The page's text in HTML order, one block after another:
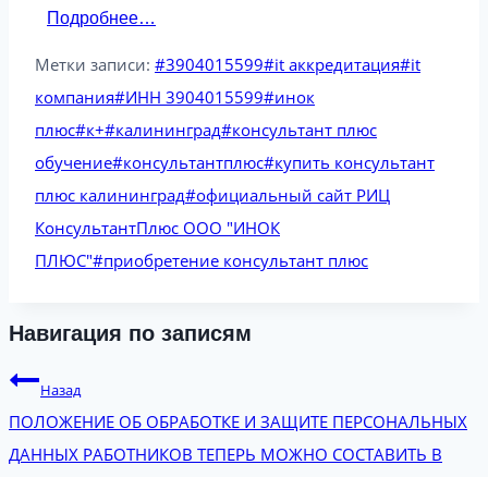
Подробнее…
Метки записи: #3904015599#it аккредитация#it
компания#ИНН 3904015599#инок
плюс#к+#калининград#консультант плюс
обучение#консультантплюс#купить консультант
плюс калининград#официальный сайт РИЦ
КонсультантПлюс ООО "ИНОК
ПЛЮС"#приобретение консультант плюс
Навигация по записям
Назад
ПОЛОЖЕНИЕ ОБ ОБРАБОТКЕ И ЗАЩИТЕ ПЕРСОНАЛЬНЫХ
ДАННЫХ РАБОТНИКОВ ТЕПЕРЬ МОЖНО СОСТАВИТЬ В